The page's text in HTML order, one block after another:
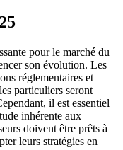
pour le marché du
son évolution. Les
réglementaires et
particuliers seront
il est essentiel
inhérente aux
doivent être prêts à
leurs stratégies en